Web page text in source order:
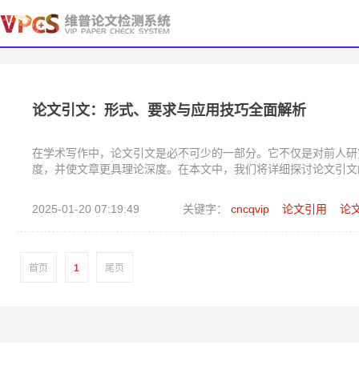
论文引文：形式、要求与应用技巧全面解析
在学术写作中，论文引文是必不可少的一部分。它不仅是对前人
度，并使文章更具理论深度。在本文中，我们将详细探讨论文引
2025-01-20 07:19:49 关键字： cncqvip 论文引用 论
首页 1 尾页